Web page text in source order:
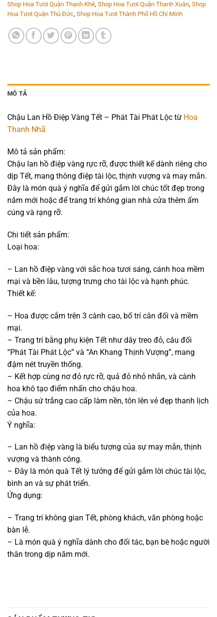
Shop Hoa Tươi Quận Thanh Khê, Shop Hoa Tươi Quận Thanh Xuân, Shop
Hoa Tươi Quận Thủ Đức, Shop Hoa Tươi Thành Phố Hồ Chí Minh
MÔ TẢ
Chậu Lan Hồ Điệp Vàng Tết – Phát Tài Phát Lộc từ Hoa
Thanh Nhã
Mô tả sản phẩm:
Chậu lan hồ điệp vàng rực rỡ, được thiết kế dành riêng cho
dịp Tết, mang thông điệp tài lộc, thịnh vượng và may mắn.
Đây là món quà ý nghĩa để gửi gắm lời chúc tốt đẹp trong
năm mới hoặc để trang trí không gian nhà cửa thêm ấm
cúng và rạng rỡ.
Chi tiết sản phẩm:
Loại hoa:
– Lan hồ điệp vàng với sắc hoa tươi sáng, cánh hoa mềm
mại và bền lâu, tượng trưng cho tài lộc và hạnh phúc.
Thiết kế:
– Hoa được cắm trên 3 cành cao, bố trí cân đối và mềm
mại.
– Trang trí bằng phụ kiện Tết như dây treo đỏ, câu đối
“Phát Tài Phát Lộc” và “An Khang Thịnh Vượng”, mang
đậm nét truyền thống.
– Kết hợp cùng nơ đỏ rực rỡ, quả đỏ nhỏ nhắn, và cành
hoa khô tạo điểm nhấn cho chậu hoa.
– Chậu sứ trắng cao cấp làm nền, tôn lên vẻ đẹp thanh lịch
của hoa.
Ý nghĩa:
– Lan hồ điệp vàng là biểu tượng của sự may mắn, thịnh
vượng và thành công.
– Đây là món quà Tết lý tưởng để gửi gắm lời chúc tài lộc,
bình an và sự phát triển.
Ứng dụng:
– Trang trí không gian Tết, phòng khách, văn phòng hoặc
bàn lễ.
– Là món quà ý nghĩa dành cho đối tác, bạn bè hoặc người
thân trong dịp năm mới.